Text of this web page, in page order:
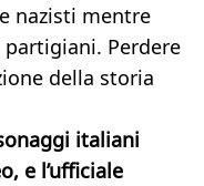
nazisti mentre
Perdere
della storia
italiani
e l’ufficiale